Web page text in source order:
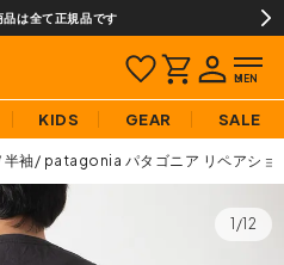
品は全て正規品です
KIDS GEAR SALE
半袖 patagonia パタゴニア リペアショ
1/12